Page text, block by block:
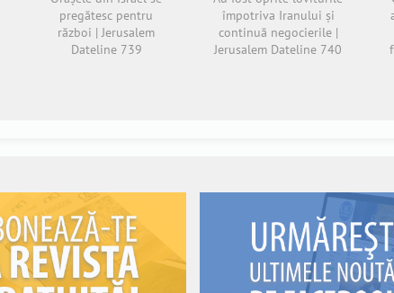
pregătesc pentru
război | Jerusalem
Dateline 739
împotriva Iranului și
continuă negocierile |
Jerusalem Dateline 740